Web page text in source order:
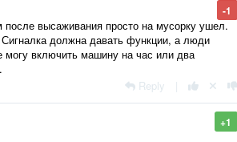
-1
высаживания просто на мусорку ушел.
должна давать функции, а люди
включить машину на час или два
Reply
+1